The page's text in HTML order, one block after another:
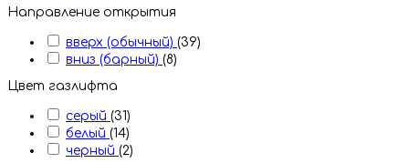
Направление открытия
вверх (обычный) (39)
вниз (барный) (8)
Цвет газлифта
серый (31)
белый (14)
черный (2)